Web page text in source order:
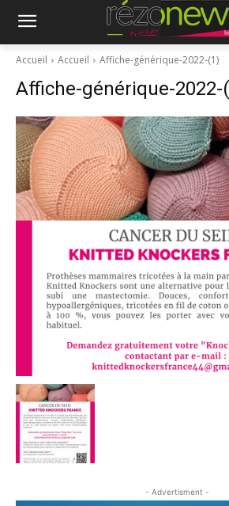
Accueil Accueil Affiche-générique-2022-(1)
Affiche-générique-2022-
- Advertisment -